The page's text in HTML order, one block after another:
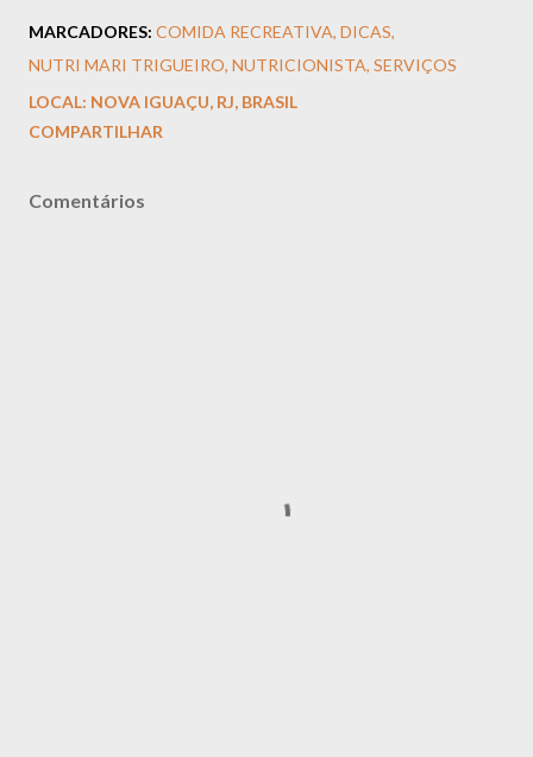
MARCADORES: COMIDA RECREATIVA DICAS
NUTRI MARI TRIGUEIRO NUTRICIONISTA SERVIÇOS
LOCAL: NOVA IGUAÇU, RJ, BRASIL
COMPARTILHAR
Comentários